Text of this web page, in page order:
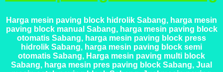
Harga mesin paving block hidrolik Sabang, harga mesin
paving block manual Sabang, harga mesin paving block
otomatis Sabang, harga mesin paving block press
hidrolik Sabang, harga mesin paving block semi
otomatis Sabang, Harga mesin paving multi block
Sabang, harga mesin pres paving block Sabang, Jual